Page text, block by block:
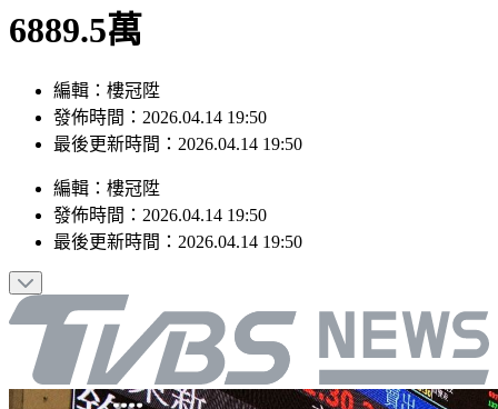
6889.5萬
編輯：樓冠陞
發佈時間：2026.04.14 19:50
最後更新時間：2026.04.14 19:50
編輯 ： 樓冠陞
發佈時間： 2026.04.14 19:50
最後更新時間： 2026.04.14 19:50